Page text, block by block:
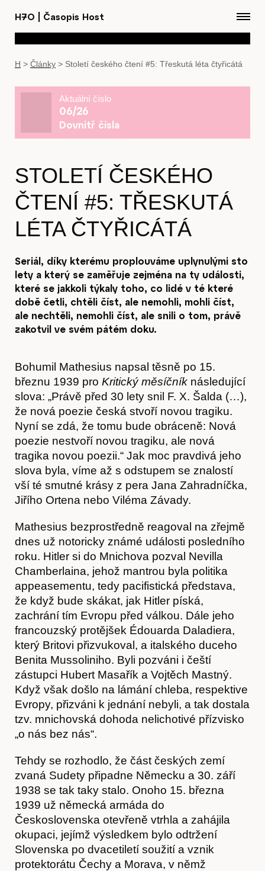
H7O Časopis Host
H > Články > Století českého čtení #5: Třeskutá léta čtyřicátá
Aktuální číslo
06/26
Dovnitř čísla
STOLETÍ ČESKÉHO
ČTENÍ #5: TŘESKUTÁ
LÉTA ČTYŘICÁTÁ
Seriál, díky kterému proplouváme uplynulými sto
lety a který se zaměřuje zejména na ty události,
které se jakkoli týkaly toho, co lidé v té které
době četli, chtěli číst, ale nemohli, mohli číst,
ale nechtěli, nemohli číst, ale snili o tom, právě
zakotvil ve svém pátém doku.
Bohumil Mathesius napsal těsně po 15.
březnu 1939 pro Kritický měsíčník následující
slova: „Právě před 30 lety snil F. X. Šalda (…),
že nová poezie česká stvoří novou tragiku.
Nyní se zdá, že tomu bude obráceně: Nová
poezie nestvoří novou tragiku, ale nová
tragika novou poezii.“ Jak moc pravdivá jeho
slova byla, víme až s odstupem se znalostí
vší té smutné krásy z pera Jana Zahradníčka,
Jiřího Ortena nebo Viléma Závady.
Mathesius bezprostředně reagoval na zřejmě
dnes už notoricky známé události posledního
roku. Hitler si do Mnichova pozval Nevilla
Chamberlaina, jehož mantrou byla politika
appeasementu, tedy pacifistická představa,
že když bude skákat, jak Hitler píská,
zachrání tím Evropu před válkou. Dále jeho
francouzský protějšek Édouarda Daladiera,
který Britovi přizvukoval, a italského duceho
Benita Mussoliniho. Byli pozváni i čeští
zástupci Hubert Masařík a Vojtěch Mastný.
Když však došlo na lámání chleba, respektive
Evropy, přizváni k jednání nebyli, a tak dostala
tzv. mnichovská dohoda nelichotivé přízvisko
„o nás bez nás“.
Tehdy se rozhodlo, že část českých zemí
zvaná Sudety připadne Německu a 30. září
1938 se tak taky stalo. Onoho 15. března
1939 už německá armáda do
Československa otevřeně vtrhla a zahájila
okupaci, jejímž výsledkem bylo odtržení
Slovenska po dvacetiletí soužití a vznik
protektorátu Čechy a Morava, v němž